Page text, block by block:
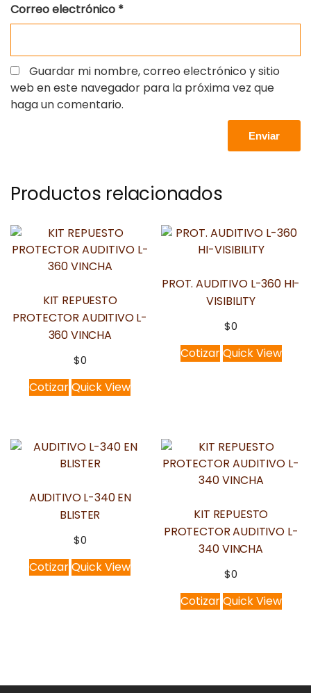
Correo electrónico *
Guardar mi nombre, correo electrónico y sitio
web en este navegador para la próxima vez que
haga un comentario.
Productos relacionados
KIT REPUESTO
PROTECTOR AUDITIVO L-
360 VINCHA
$0
CotizarQuick View
PROT. AUDITIVO L-360 HI-
VISIBILITY
$0
CotizarQuick View
AUDITIVO L-340 EN
BLISTER
$0
CotizarQuick View
KIT REPUESTO
PROTECTOR AUDITIVO L-
340 VINCHA
$0
CotizarQuick View